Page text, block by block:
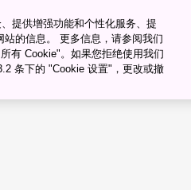
�ȝ�� 旅行计划
提供增强功能和个性化服务、提
的信息。 更多信息，请参阅我们
有 Cookie"。如果您拒绝使用我们
条下的 "Cookie 设置"，更改或撤